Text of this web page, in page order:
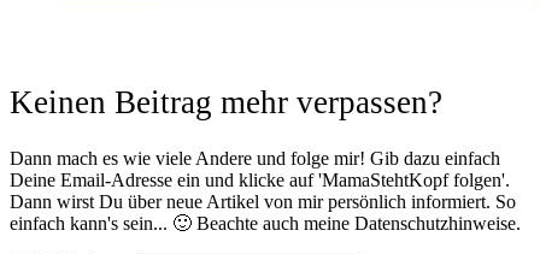
Keinen Beitrag mehr verpassen?
Dann mach es wie viele Andere und folge mir! Gib dazu einfach
Deine Email-Adresse ein und klicke auf 'MamaStehtKopf folgen'.
Dann wirst Du über neue Artikel von mir persönlich informiert. So
einfach kann's sein... 🙂 Beachte auch meine Datenschutzhinweise.